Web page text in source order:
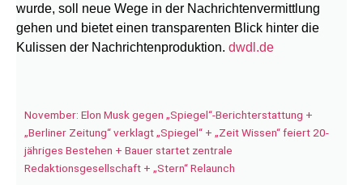
wurde, soll neue Wege in der Nachrichtenvermittlung
gehen und bietet einen transparenten Blick hinter die
Kulissen der Nachrichtenproduktion. dwdl.de
November: Elon Musk gegen „Spiegel“-Berichterstattung +
„Berliner Zeitung“ verklagt „Spiegel“ + „Zeit Wissen“ feiert 20-
jähriges Bestehen + Bauer startet zentrale
Redaktionsgesellschaft + „Stern“ Relaunch